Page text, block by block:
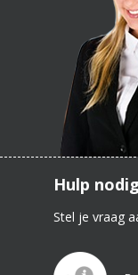
Hulp
Stel je vraag